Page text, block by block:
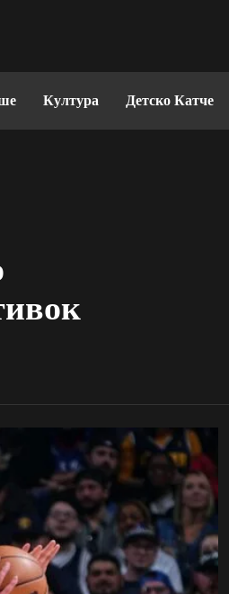
Култура Детско Катче